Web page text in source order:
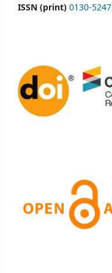
ISSN (print) 0130-5247